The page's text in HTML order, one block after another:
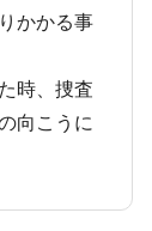
かかる事
時、捜査
向こうに